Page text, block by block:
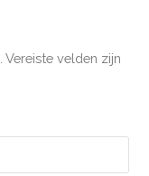
Vereiste velden zijn